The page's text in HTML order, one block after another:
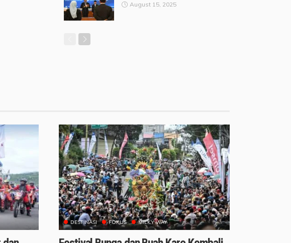
August 15, 2025
DESTINASI FOKUS MILKY WAY